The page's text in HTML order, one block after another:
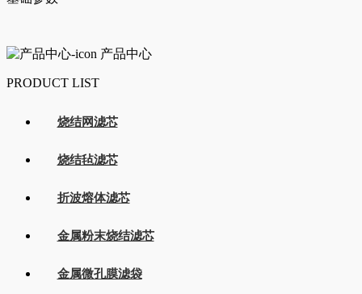
产品中心
PRODUCT LIST
烧结网滤芯
烧结毡滤芯
折波熔体滤芯
金属粉末烧结滤芯
金属微孔膜滤袋